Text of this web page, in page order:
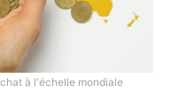
à l'échelle mondiale